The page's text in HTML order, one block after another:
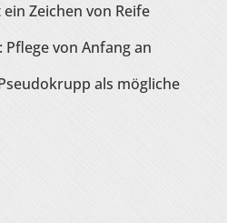
Zeichen von Reife
Pflege von Anfang an
als mögliche